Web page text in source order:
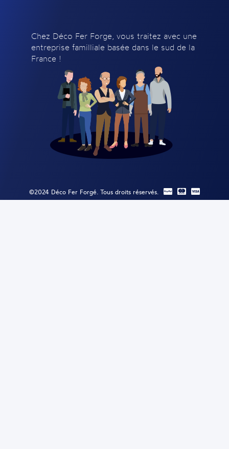
Chez Déco Fer Forge, vous traitez avec une
entreprise familliale basée dans le sud de la
France !
©2024 Déco Fer Forgé. Tous droits réservés.